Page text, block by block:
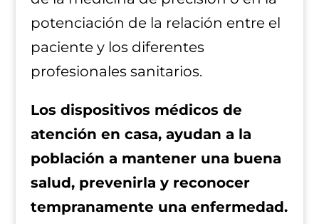
potenciación de la relación entre el
paciente y los diferentes
profesionales sanitarios.
Los dispositivos médicos de
atención en casa, ayudan a la
población a mantener una buena
salud, prevenirla y reconocer
tempranamente una enfermedad.